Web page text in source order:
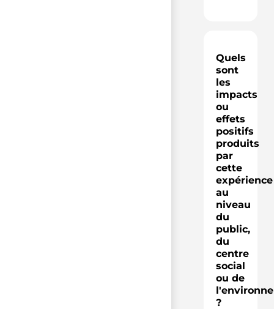
Quels
sont
les
impacts
ou
effets
positifs
produits
par
cette
expérience
au
niveau
du
public,
du
centre
social
ou de
?